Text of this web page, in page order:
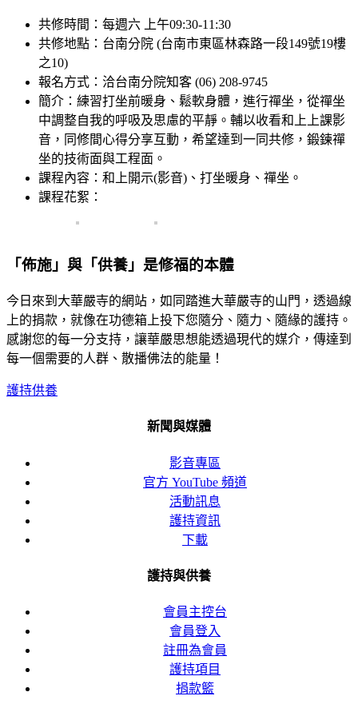
共修時間：每週六 上午09:30-11:30
共修地點：台南分院 (台南市東區林森路一段149號19樓
之10)
報名方式：洽台南分院知客 (06) 208-9745
簡介：練習打坐前暖身、鬆軟身體，進行禪坐，從禪坐
中調整自我的呼吸及思慮的平靜。輔以收看和上上課影
音，同修間心得分享互動，希望達到一同共修，鍛鍊禪
坐的技術面與工程面。
課程內容：和上開示(影音)、打坐暖身、禪坐。
課程花絮：
「佈施」與「供養」是修福的本體
今日來到大華嚴寺的網站，如同踏進大華嚴寺的山門，透過線
上的捐款，就像在功德箱上投下您隨分、隨力、隨緣的護持。
感謝您的每一分支持，讓華嚴思想能透過現代的媒介，傳達到
每一個需要的人群、散播佛法的能量！
護持供養
新聞與媒體
影音專區
官方 YouTube 頻道
活動訊息
護持資訊
下載
護持與供養
會員主控台
會員登入
註冊為會員
護持項目
捐款籃